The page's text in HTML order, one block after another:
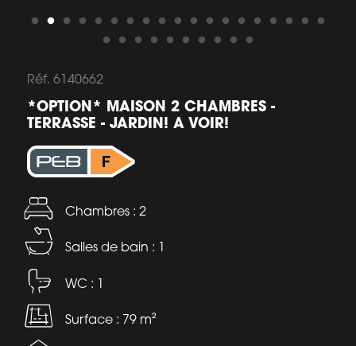
Réf. 6140662
*OPTION* MAISON 2 CHAMBRES -
TERRASSE - JARDIN! A VOIR!
Chambres : 2
Salles de bain : 1
WC : 1
Surface : 79 m²